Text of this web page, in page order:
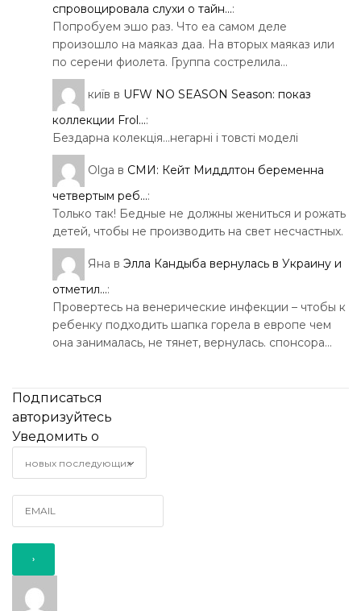
спровоцировала слухи о тайн...:
Попробуем эшо раз. Что еа самом деле
произошло на маяказ даа. На вторых маяказ или
по серени фиолета. Группа сострелила…
київ в UFW NO SEASON Season: показ
коллекции Frol...:
Бездарна колекція…негарні і товсті моделі
Olga в СМИ: Кейт Миддлтон беременна
четвертым реб...:
Только так! Бедные не должны жениться и рожать
детей, чтобы не производить на свет несчастных.
Яна в Элла Кандыба вернулась в Украину и
отметил...:
Провертесь на венерические инфекции – чтобы к
ребенку подходить шапка горела в европе чем
она занималась, не тянет, вернулась. спонсора…
Подписаться
авторизуйтесь
Уведомить о